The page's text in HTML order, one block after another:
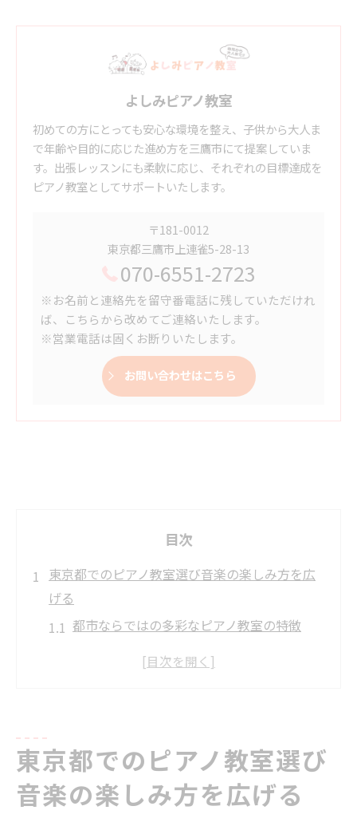
よしみピアノ教室
初めての方にとっても安心な環境を整え、子供から大人ま
で年齢や目的に応じた進め方を三鷹市にて提案していま
す。出張レッスンにも柔軟に応じ、それぞれの目標達成を
ピアノ教室としてサポートいたします。
〒181-0012
東京都三鷹市上連雀5-28-13
070-6551-2723
※お名前と連絡先を留守番電話に残していただけれ
ば、こちらから改めてご連絡いたします。
※営業電話は固くお断りいたします。
お問い合わせはこちら
目次
東京都でのピアノ教室選び音楽の楽しみ方を広
げる
都市ならではの多彩なピアノ教室の特徴
自分に合ったピアノ教室の選び方
オンラインと対面レッスンの違い
ピアノ教室で得られる音楽の楽しみ方
初心者必見！東京都ピアノ教室のカリキュラム
東京都でのピアノ教室選び
音楽の楽しみ方を広げる